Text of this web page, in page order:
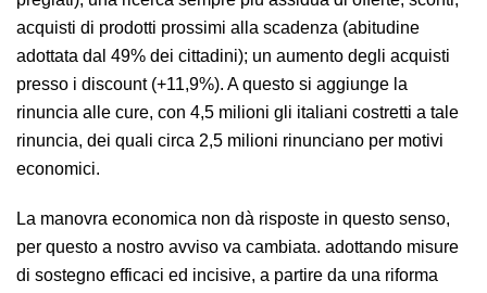
acquisti di prodotti prossimi alla scadenza (abitudine
adottata dal 49% dei cittadini); un aumento degli acquisti
presso i discount (+11,9%). A questo si aggiunge la
rinuncia alle cure, con 4,5 milioni gli italiani costretti a tale
rinuncia, dei quali circa 2,5 milioni rinunciano per motivi
economici.
La manovra economica non dà risposte in questo senso,
per questo a nostro avviso va cambiata. adottando misure
di sostegno efficaci ed incisive, a partire da una riforma